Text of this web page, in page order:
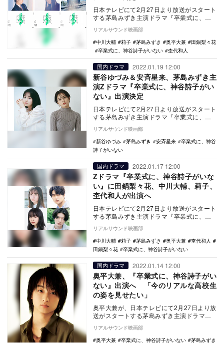
日本テレビにて2月27日より放送がスタート
する茅島みずき主演ドラマ『卒業式に、神
谷詩子がいない』のメインビジュアルが公
開された。…
リアルサウンド映画部
中川大輔
莉子 茅島みずき 奥平大兼
田鍋梨々花
卒業式に、神谷詩子がいない
杢代和人
国内ドラマ 2022.01.19 12:00
新谷ゆづみ＆安斉星来、茅島みずき主
演Zドラマ『卒業式に、神谷詩子がい
ない』出演決定
日本テレビにて2月27日より放送がスタート
する茅島みずき主演ドラマ『卒業式に、神
谷詩子がいない』に、新谷ゆづみと安斉星
来が出演す…
リアルサウンド映画部
新谷ゆづみ
茅島みずき 安斉星来
卒業式に、神谷
詩子がいない
国内ドラマ 2022.01.17 12:00
Zドラマ『卒業式に、神谷詩子がいな
い』に田鍋梨々花、中川大輔、莉子、
杢代和人が出演へ
日本テレビにて2月27日より放送がスタート
する茅島みずき主演ドラマ『卒業式に、神
谷詩子がいない』に、田鍋梨々花、中川大
輔、莉子、…
リアルサウンド映画部
中川大輔
莉子 茅島みずき 奥平大兼
杢代和人
田鍋梨々花
卒業式に、神谷詩子がいない
国内ドラマ 2022.01.14 12:00
奥平大兼、『卒業式に、神谷詩子がい
ない』出演へ 「今のリアルな高校生
の姿を見せたい」
奥平大兼が、日本テレビにて2月27日より放
送がスタートする茅島みずき主演ドラマ
『卒業式に、神谷詩子がいない』に出演す
ることが決定…
リアルサウンド映画部
奥平大兼
卒業式に、神谷詩子がいない 茅島みずき